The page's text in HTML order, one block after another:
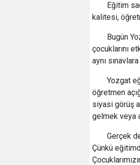
Eğitim
kalitesi,
Bugün
çocuklarını
aynı
Yozgat
öğretmen
siyasi görüş
gelmek veya
Gerçek
Çünkü